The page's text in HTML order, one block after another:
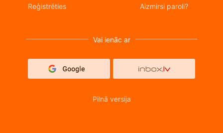
Reģistrēties Aizmirsi paroli?
Vai ienāc ar
Pilnā versija